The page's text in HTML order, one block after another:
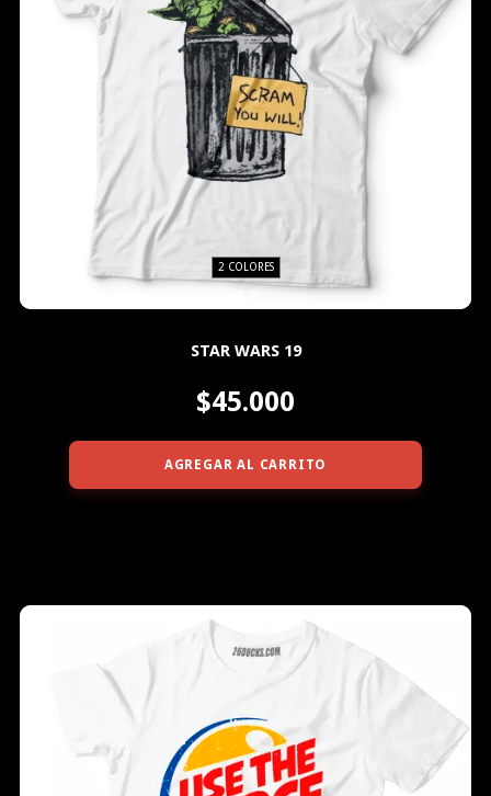
2 COLORES
STAR WARS 19
$45.000
AGREGAR AL CARRITO